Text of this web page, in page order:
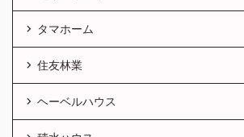
タマホーム
住友林業
ヘーベルハウス